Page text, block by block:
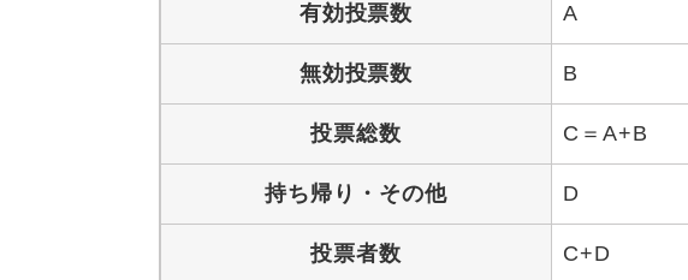
有効投票数 A
無効投票数 B
投票総数 C＝A+B
持ち帰り・その他 D
投票者数 C+D